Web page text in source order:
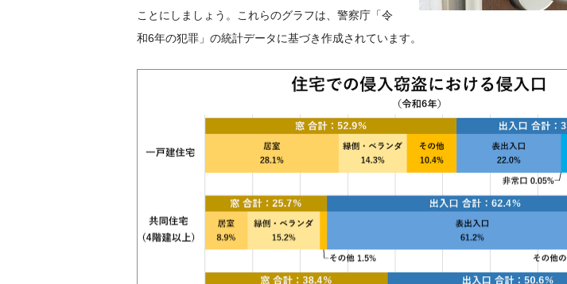
ことにしましょう。これらのグラフは、警察庁「令
和6年の犯罪」の統計データに基づき作成されています。